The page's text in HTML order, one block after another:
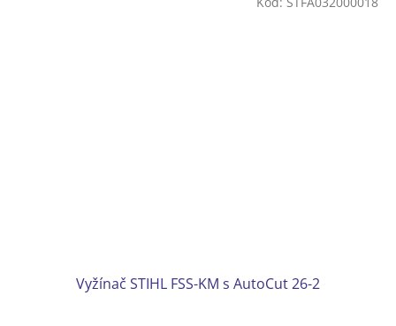
Vyžínač STIHL FSS-KM s AutoCut 26-2